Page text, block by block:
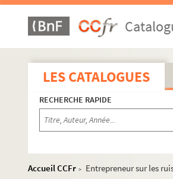
LES CATALOGUES
RECHERCHE RAPIDE
Accueil CCFr >
Entrepreneur sur les
Exercices
Ms 1. Boîte 1 : Exercices de
Ms 2. Boîte 2 : Exercices de